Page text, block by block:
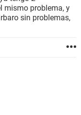
mismo problema, y
sin problemas,